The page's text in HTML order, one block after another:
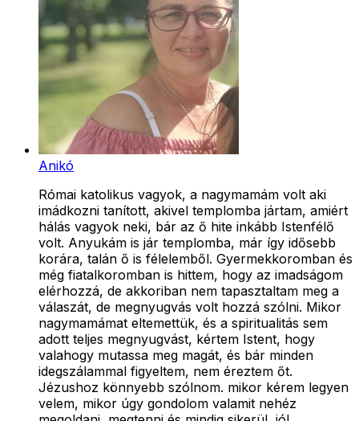
Anikó
Római katolikus vagyok, a nagymamám volt aki
imádkozni tanított, akivel templomba jártam, amiért
hálás vagyok neki, bár az ő hite inkább Istenfélő
volt. Anyukám is jár templomba, már így idősebb
korára, talán ő is félelemből. Gyermekkoromban és
még fiatalkoromban is hittem, hogy az imadságom
elérhozzá, de akkoriban nem tapasztaltam meg a
válaszát, de megnyugvás volt hozzá szólni. Mikor
nagymamámat eltemettük, és a spiritualitás sem
adott teljes megnyugvást, kértem Istent, hogy
valahogy mutassa meg magát, és bár minden
idegszálammal figyeltem, nem éreztem őt.
Jézushoz könnyebb szólnom. mikor kérem legyen
velem, mikor úgy gondolom valamit nehéz